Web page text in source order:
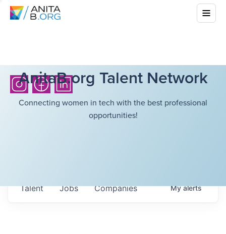
AnitaB.org Talent Network
Connecting women in tech with the best professional
opportunities!
Jobs Companies
Talent Myalerts